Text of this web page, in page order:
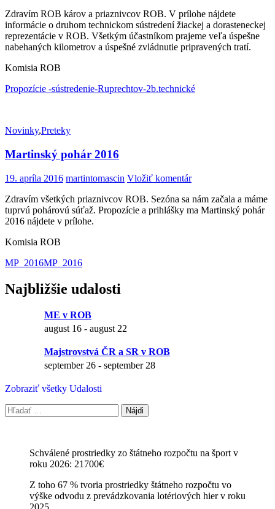
Zdravím ROB károv a priaznivcov ROB. V prílohe nájdete
informácie o druhom technickom sústredení žiackej a dorasteneckej
reprezentácie v ROB. Všetkým účastníkom prajeme veľa úspešne
nabehaných kilometrov a úspešné zvládnutie pripravených tratí.
Komisia ROB
Propozície -sústredenie-Ruprechtov-2b.technické
Novinky,Preteky
Martinský pohár 2016
19. apríla 2016 martintomascin Vložiť komentár
Zdravím všetkých priaznivcov ROB. Sezóna sa nám začala a máme
tuprvú pohárovú súťaž. Propozície a prihlášky ma Martinský pohár
2016 nájdete v prílohe.
Komisia ROB
MP_2016MP_2016
Najbližšie udalosti
ME v ROB
august 16 - august 22
Majstrovstvá ČR a SR v ROB
september 26 - september 28
Zobraziť všetky Udalosti
Hľadať:
Schválené prostriedky zo štátneho rozpočtu na šport v
roku 2026: 21700€
Z toho 67 % tvoria prostriedky štátneho rozpočtu vo
výške odvodu z prevádzkovania lotériových hier v roku
2025